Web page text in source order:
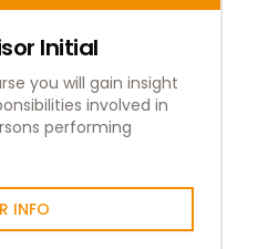
Initial
you will gain insight
involved in
performing
INFO